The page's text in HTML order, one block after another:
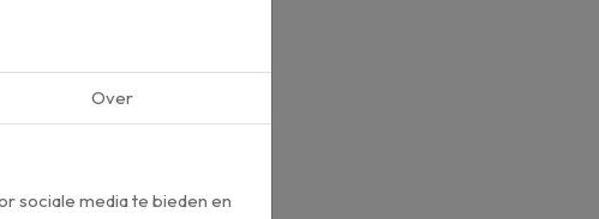
Over
sociale media te bieden en